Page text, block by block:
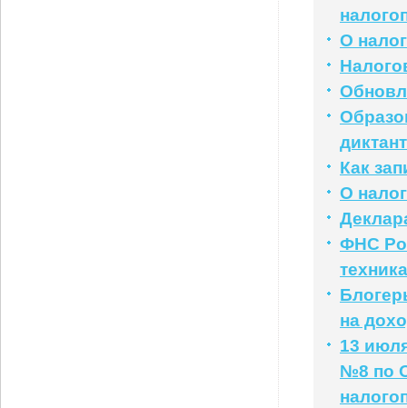
О
Как
О
ФНС
на
13
№8 по